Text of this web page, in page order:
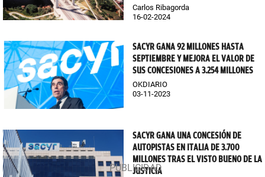
Carlos Ribagorda
16-02-2024
SACYR GANA 92 MILLONES HASTA
SEPTIEMBRE Y MEJORA EL VALOR DE
SUS CONCESIONES A 3.254 MILLONES
OKDIARIO
03-11-2023
SACYR GANA UNA CONCESIÓN DE
AUTOPISTAS EN ITALIA DE 3.700
MILLONES TRAS EL VISTO BUENO DE LA
JUSTICIA